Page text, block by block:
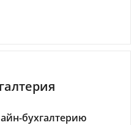
бухгалтерию